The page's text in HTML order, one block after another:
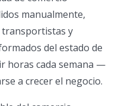
manualmente,
y
del estado de
horas cada semana —
a crecer el negocio.